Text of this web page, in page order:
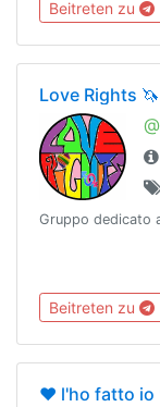
Beitreten zu
Love Rights 🦄
Gruppo dedicato
Beitreten zu
❤️ l'ho fatto